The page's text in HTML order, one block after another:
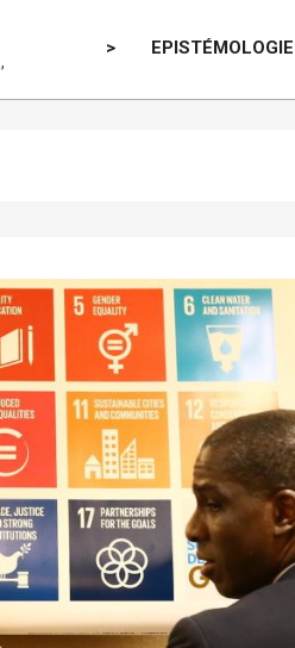
> EPISTÉMOLOGIE